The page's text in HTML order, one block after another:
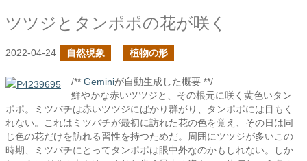
ツツジとタンポポの花が咲く
2022-04-24 自然現象 植物の形
/** Geminiが自動生成した概要 **/
鮮やかな赤いツツジと、その根元に咲く黄色いタン
ポポ。ミツバチは赤いツツジにばかり群がり、タンポポには目もく
れない。これはミツバチが最初に訪れた花の色を覚え、その日は同
じ色の花だけを訪れる習性を持つためだ。周囲にツツジが多いこの
時期、ミツバチにとってタンポポは眼中外なのかもしれない。しか